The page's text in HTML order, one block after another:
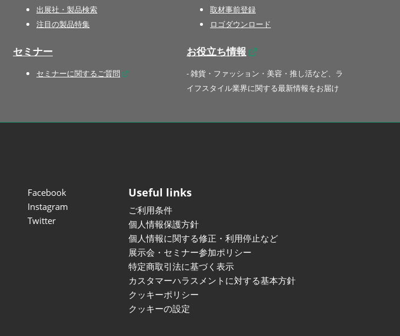
出展社・製品検索
注目の製品特集
セミナー
セミナーに関するご質問
取材事前登録
ロゴダウンロード
お役立ち情報
- 雑貨・ファッション・美容・推し活など、ラ
イフスタイル業界に関する最新情報をお届け
Facebook
Instagram
Twitter
Useful links
ご利用条件
個人情報保護方針
個人情報に関する修正・利用停止など
展示会・セミナー参加ポリシー
特定商取引法に基づく表示
カスタマーハラスメントに対する基本方針
クッキーポリシー
クッキーの設定